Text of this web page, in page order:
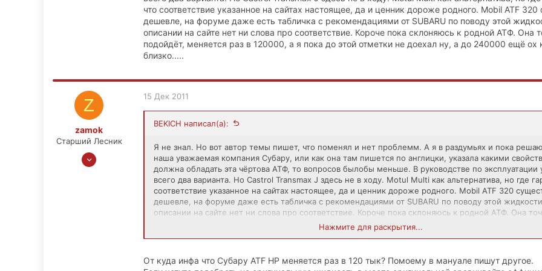
что соответствие указанное на сайтах настоящее, да и ценник дороже родного. Mobil ATF
дешевле, на форуме даже есть табличка с рекомендациями от SUBARU по поводу этой
описании на сайте нет ни слова про соответствие. Короче пока склоняюсь к родной АТФ. Она
подойдёт, меняется раз в 120000, а я пока до этой отметки не доехал ну, а до 240000 ещё ох
близко.....
Z
zamok
Старший Лесник
31 Авг 2011
15 Дек 2011
BEKICH написал(а):
Я не знал. Но вот автор темы пишет, что поменял и нет проблемм. А я в раздумьях и пока
наша уважаемая компания Субару, или как она там пишется по англицки, указала какими
должна обладать эта чёртова АТФ, то вопросов былобы меньше. В руководстве по эксплуатации
всего два варианта. Но Castrol Transmax J здесь не в ходу. Motul Multi как альтернатива, но где
соответствие указанное на сайтах настоящее, да и ценник дороже родного. Mobil ATF 320
дешевле, на форуме даже есть табличка с рекомендациями от SUBARU по поводу этой
описании на сайте нет ни слова про соответствие. Короче пока склоняюсь к родной АТФ. Она
подойдёт, меняется раз в 120000, а я пока до этой отметки не доехал ну, а до 240000 ещё ох как
Нажмите для раскрытия...
От куда инфа что Субару ATF HP меняется раз в 120 тык? Помоему в мануале пишут другое.